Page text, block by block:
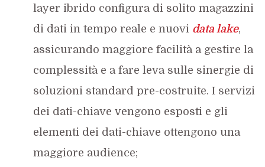
layer ibrido configura di solito magazzini
di dati in tempo reale e nuovi data lake,
assicurando maggiore facilità a gestire la
complessità e a fare leva sulle sinergie di
soluzioni standard pre-costruite. I servizi
dei dati-chiave vengono esposti e gli
elementi dei dati-chiave ottengono una
maggiore audience;